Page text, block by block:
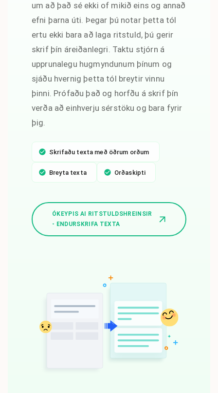
um að það sé ekki of mikið eins og annað
efni þarna úti. Þegar þú notar þetta tól
ertu ekki bara að laga ritstuld, þú gerir
skrif þín áreiðanlegri. Taktu stjórn á
upprunalegu hugmyndunum þínum og
sjáðu hvernig þetta tól breytir vinnu
þinni. Prófaðu það og horfðu á skrif þín
verða að einhverju sérstöku og bara fyrir
þig.
Skrifaðu texta með öðrum orðum
Breyta texta Orðaskipti
ÓKEYPIS AI RITSTULDSHREINSIR
- ENDURSKRIFA TEXTA